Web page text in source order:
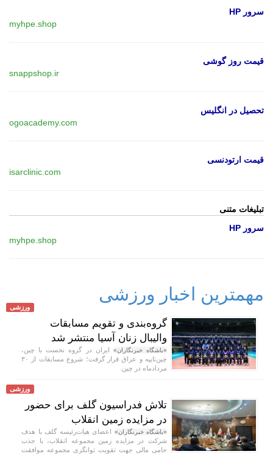
سرور HP
myhpe.shop
قیمت روز گوشی
snappshop.ir
تحصیل در انگلیس
ogoacademy.com
قیمت ارتودنسی
isarclinic.com
تبلیغات متنی
سرور HP
myhpe.shop
مهمترین اخبار ورزشی
ورزشی
گروه‌بندی و تقویم مسابقات
والیبال زنان آسیا منتشر شد
«باشگاه خبرنگاران» ایران در گروه نخست با چین،
چین‌تایپه و عراق قرار گرفت؛ شروع مسابقات از ۳۰
مردادماه در چین.
ورزشی
تلاش فدراسیون گلف برای حضور
در مزایده زمین انقلاب
«باشگاه خبرنگاران» اعضای هیات‌رئیسه گلف با هدف
شرکت در مزایده زمین مجموعه انقلاب، با جذب
حامی مالی جهت تقویت توانگری مجموعه موافقت